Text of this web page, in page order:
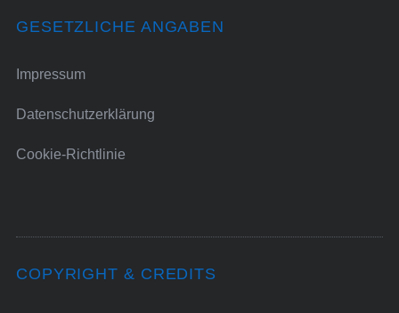
GESETZLICHE ANGABEN
Impressum
Datenschutzerklärung
Cookie-Richtlinie
COPYRIGHT & CREDITS